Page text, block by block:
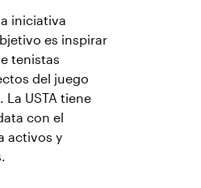
iniciativa
es inspirar
tenistas
del juego
La USTA tiene
con el
activos y